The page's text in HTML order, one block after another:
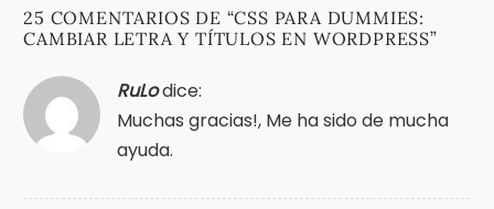
25 COMENTARIOS DE “CSS PARA DUMMIES:
CAMBIAR LETRA Y TÍTULOS EN WORDPRESS”
RuLodice:
Muchas gracias!, Me ha sido de mucha
ayuda.